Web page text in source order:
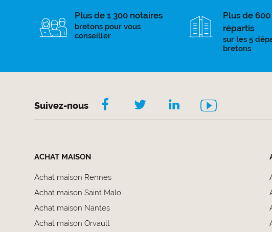
Plus de 1 300 notaires
bretons pour vous
conseiller
Plus de
répartis
sur les 5
bretons
Suivez-nous
ACHAT MAISON
Achat maison Rennes
Achat maison Saint Malo
Achat maison Nantes
Achat maison Orvault